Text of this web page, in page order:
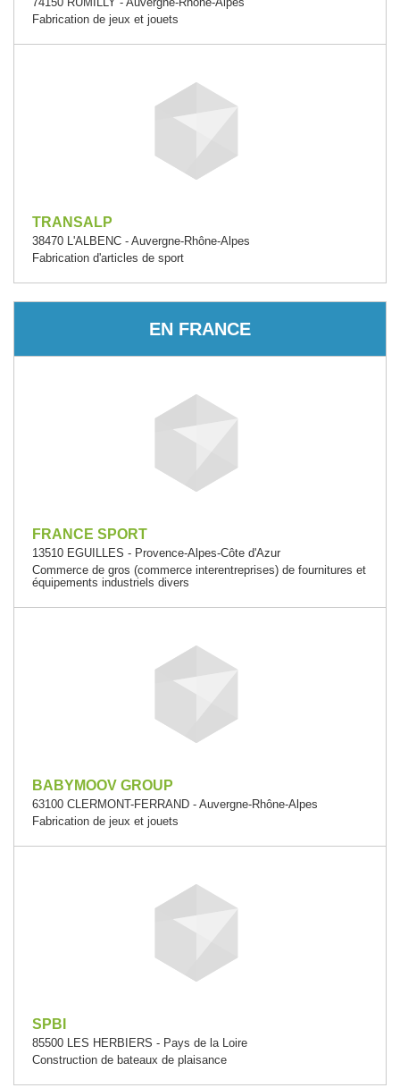
Fabrication de jeux et jouets
TRANSALP
38470 L'ALBENC - Auvergne-Rhône-Alpes
Fabrication d'articles de sport
EN FRANCE
FRANCE SPORT
13510 EGUILLES - Provence-Alpes-Côte d'Azur
Commerce de gros (commerce interentreprises) de fournitures et
équipements industriels divers
BABYMOOV GROUP
63100 CLERMONT-FERRAND - Auvergne-Rhône-Alpes
Fabrication de jeux et jouets
SPBI
85500 LES HERBIERS - Pays de la Loire
Construction de bateaux de plaisance